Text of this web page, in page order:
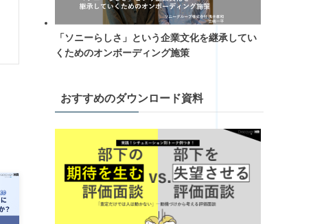
「ソニーらしさ」という企業文化を継承してい
くためのオンボーディング施策
おすすめのダウンロード資料